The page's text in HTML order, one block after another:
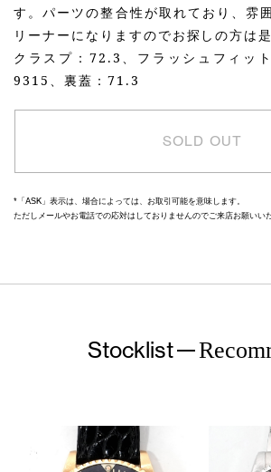
す。パーツの整合性が取れており、雰
リーナーになりますのでお探しの方は
クラスプ：72.3、フラッシュフィッ
9315、裏蓋：71.3
SOLD OUT
*「ASK」表示は、場合によっては、お取引可能を意味します。
ただしメールやお電話での応対はしておりませんのでご来店お願いい
Stocklist